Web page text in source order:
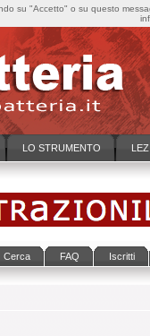
LO STRUMENTO
Cerca FAQ Iscritti
su "Accetto" o su questo